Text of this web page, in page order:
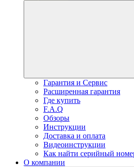
Гарантия и Сервис
Расширенная гарантия
Где купить
F.A.Q
Обзоры
Инструкции
Доставка и оплата
Видеоинструкции
Как найти серийный
О компании